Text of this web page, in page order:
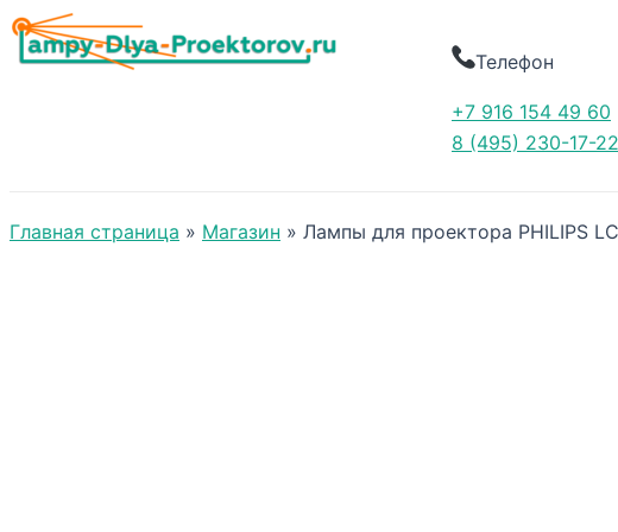
Телефон
+7 916 154 49 60
8 (495) 230-17-22
Главная страница » Магазин » Лампы для проектора PHILIPS